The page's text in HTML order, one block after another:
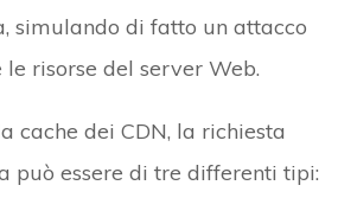
simulando di fatto un attacco
le risorse del server Web.
cache dei CDN, la richiesta
può essere di tre differenti tipi: